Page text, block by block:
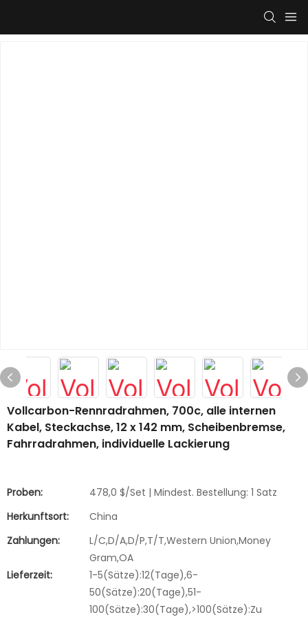
Vollcarbon-Rennradrahmen, 700c, alle internen
Kabel, Steckachse, 12 x 142 mm, Scheibenbremse,
Fahrradrahmen, individuelle Lackierung
Proben:
478,0 $/Set | Mindest. Bestellung: 1 Satz
Herkunftsort:
China
Zahlungen:
L/C,D/A,D/P,T/T,Western Union,Money
Gram,OA
Lieferzeit:
1-5(Sätze):12(Tage),6-
50(Sätze):20(Tage),51-
100(Sätze):30(Tage),>100(Sätze):Zu